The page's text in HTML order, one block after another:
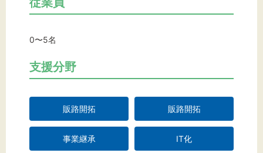
0〜5名
支援分野
販路開拓 販路開拓
事業継承 IT化